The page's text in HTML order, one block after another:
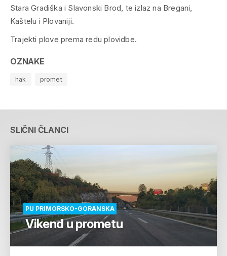
Stara Gradiška i Slavonski Brod, te izlaz na Bregani,
Kaštelu i Plovaniji.
Trajekti plove prema redu plovidbe.
OZNAKE
hak promet
SLIČNI ČLANCI
PU PRIMORSKO-GORANSKA
Vikend u prometu